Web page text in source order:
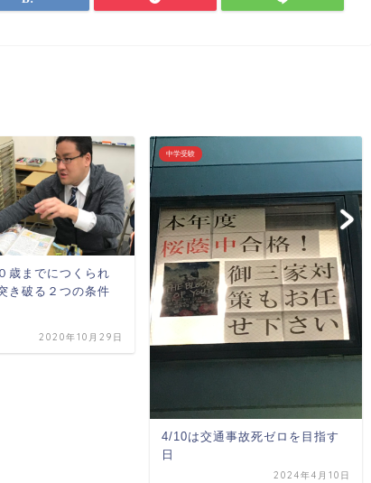
歳までにつくられ
き破る２つの条件
2020年10月29日
中学受験
4/10は交通事故死ゼロを目指す
日
2024年4月10日